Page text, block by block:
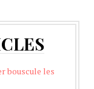
bouscule les